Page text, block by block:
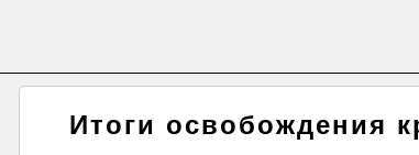
Итоги освобождения